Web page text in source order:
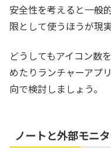
安全性を考えると一般
限として使うほうが現実
どうしてもアイコン数
めたりランチャーアプ
向で検討しましょう。
ノートと外部モニ